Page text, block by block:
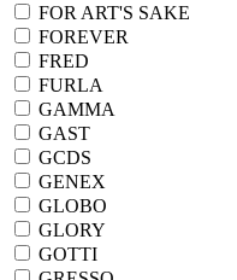
FOR ART'S SAKE
FOREVER
FRED
FURLA
GAMMA
GAST
GCDS
GENEX
GLOBO
GLORY
GOTTI